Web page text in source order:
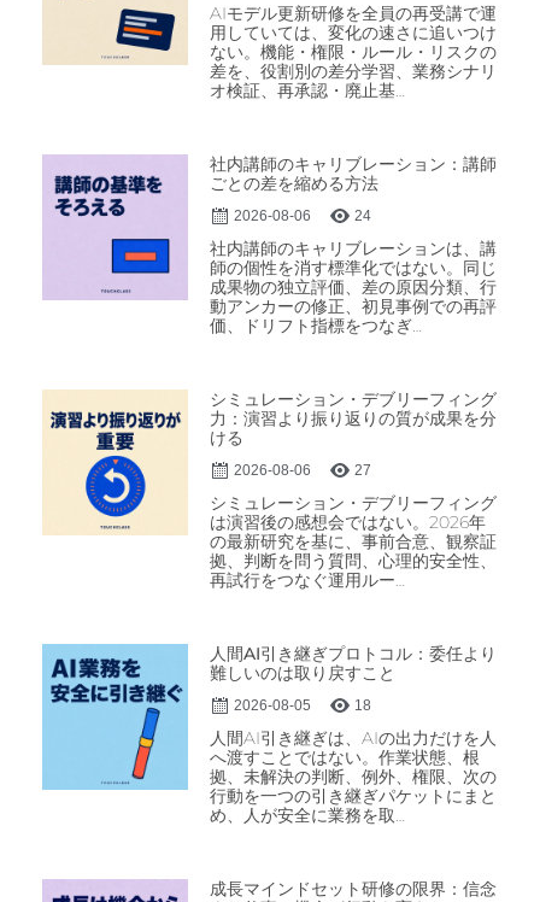
AIモデル更新研修を全員の再受講で運
用していては、変化の速さに追いつけ
ない。機能・権限・ルール・リスクの
差を、役割別の差分学習、業務シナリ
オ検証、再承認・廃止基…
社内講師のキャリブレーション：講師
ごとの差を縮める方法
2026-08-06 24
社内講師のキャリブレーションは、講
師の個性を消す標準化ではない。同じ
成果物の独立評価、差の原因分類、行
動アンカーの修正、初見事例での再評
価、ドリフト指標をつなぎ…
シミュレーション・デブリーフィング
力：演習より振り返りの質が成果を分
ける
2026-08-06 27
シミュレーション・デブリーフィング
は演習後の感想会ではない。2026年
の最新研究を基に、事前合意、観察証
拠、判断を問う質問、心理的安全性、
再試行をつなぐ運用ルー…
人間AI引き継ぎプロトコル：委任より
難しいのは取り戻すこと
2026-08-05 18
人間AI引き継ぎは、AIの出力だけを人
へ渡すことではない。作業状態、根
拠、未解決の判断、例外、権限、次の
行動を一つの引き継ぎパケットにまと
め、人が安全に業務を取…
成長マインドセット研修の限界：信念